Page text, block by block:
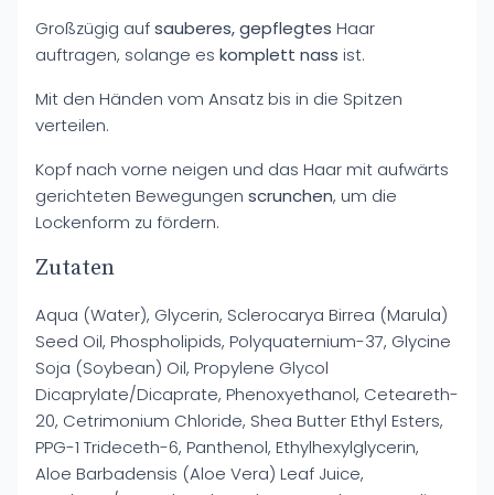
Großzügig aufsauberes, gepflegtes Haar
auftragen, solange es komplett nass ist.
Mit den Händen vom Ansatz bis in die Spitzen
verteilen.
Kopf nach vorne neigen und das Haar mit aufwärts
gerichteten Bewegungen scrunchen, um die
Lockenform zu fördern.
Zutaten
Aqua (Water), Glycerin, Sclerocarya Birrea (Marula)
Seed Oil, Phospholipids, Polyquaternium-37, Glycine
Soja (Soybean) Oil, Propylene Glycol
Dicaprylate/Dicaprate, Phenoxyethanol, Ceteareth-
20, Cetrimonium Chloride, Shea Butter Ethyl Esters,
PPG-1 Trideceth-6, Panthenol, Ethylhexylglycerin,
Aloe Barbadensis (Aloe Vera) Leaf Juice,